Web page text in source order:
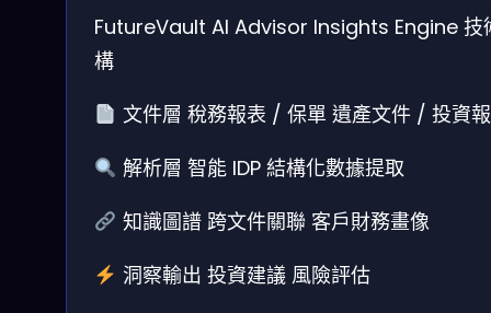
FutureVault AI Advisor Insights Engine 技
構
文件層 稅務報表 / 保單 遺產文件 / 投資
解析層 智能 IDP 結構化數據提取
知識圖譜 跨文件關聯 客戶財務畫像
洞察輸出 投資建議 風險評估